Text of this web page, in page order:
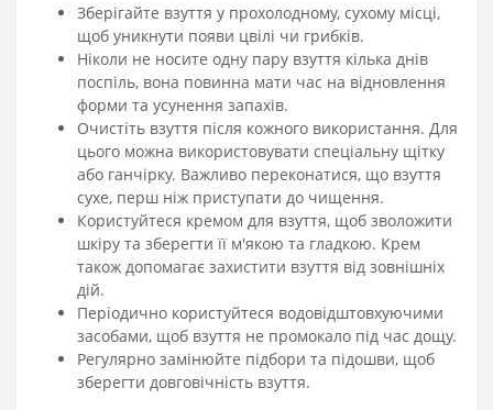
Зберігайте взуття у прохолодному, сухому місці,
щоб уникнути появи цвілі чи грибків.
Ніколи не носите одну пару взуття кілька днів
поспіль, вона повинна мати час на відновлення
форми та усунення запахів.
Очистіть взуття після кожного використання. Для
цього можна використовувати спеціальну щітку
або ганчірку. Важливо переконатися, що взуття
сухе, перш ніж приступати до чищення.
Користуйтеся кремом для взуття, щоб зволожити
шкіру та зберегти її м'якою та гладкою. Крем
також допомагає захистити взуття від зовнішніх
дій.
Періодично користуйтеся водовідштовхуючими
засобами, щоб взуття не промокало під час дощу.
Регулярно замінюйте підбори та підошви, щоб
зберегти довговічність взуття.